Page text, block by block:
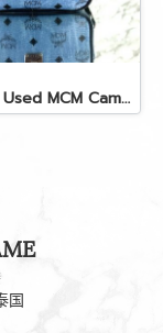
MP-10535 Used MCM Camera Bag In Blue Visetos SHW
国